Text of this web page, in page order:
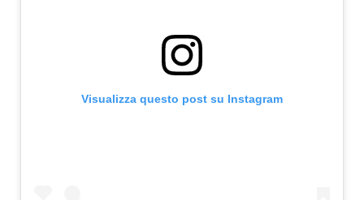
Visualizza questo post su Instagram